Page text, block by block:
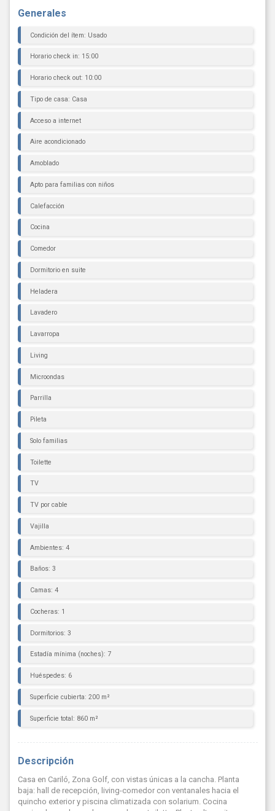
Generales
Condición del ítem: Usado
Horario check in: 15:00
Horario check out: 10:00
Tipo de casa: Casa
Acceso a internet
Aire acondicionado
Amoblado
Apto para familias con niños
Calefacción
Cocina
Comedor
Dormitorio en suite
Heladera
Lavadero
Lavarropa
Living
Microondas
Parrilla
Pileta
Solo familias
Toilette
TV
TV por cable
Vajilla
Ambientes: 4
Baños: 3
Camas: 4
Cocheras: 1
Dormitorios: 3
Estadía mínima (noches): 7
Huéspedes: 6
Superficie cubierta: 200 m²
Superficie total: 860 m²
Descripción
Casa en Cariló, Zona Golf, con vistas únicas a la cancha. Planta
baja: hall de recepción, living-comedor con ventanales hacia el
quincho exterior y piscina climatizada con solarium. Cocina